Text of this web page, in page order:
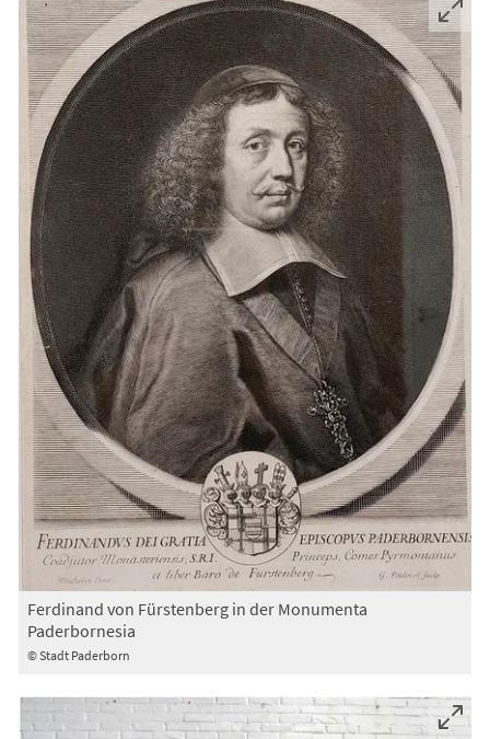
© Stadt Paderborn
Ferdinand von Fürstenberg in der Monumenta
Paderbornesia